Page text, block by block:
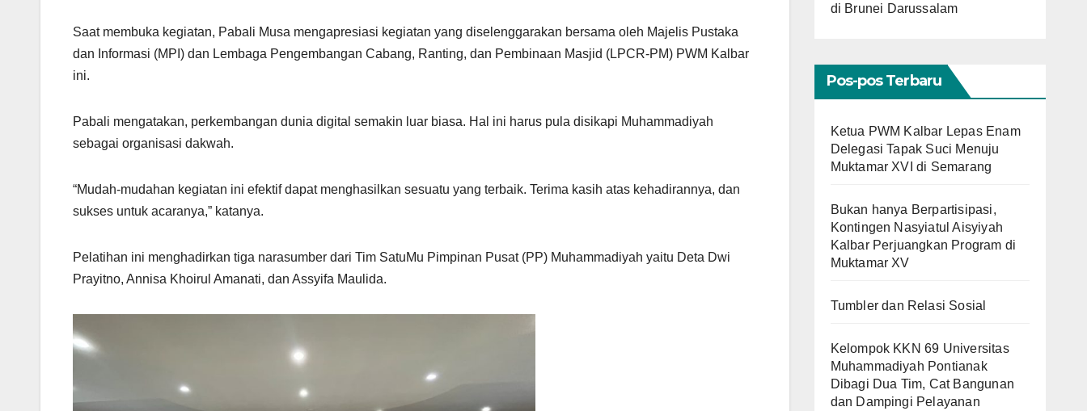
Saat membuka kegiatan, Pabali Musa mengapresiasi kegiatan yang diselenggarakan bersama oleh Majelis Pustaka
dan Informasi (MPI) dan Lembaga Pengembangan Cabang, Ranting, dan Pembinaan Masjid (LPCR-PM) PWM Kalbar
ini.
Pabali mengatakan, perkembangan dunia digital semakin luar biasa. Hal ini harus pula disikapi Muhammadiyah
sebagai organisasi dakwah.
“Mudah-mudahan kegiatan ini efektif dapat menghasilkan sesuatu yang terbaik. Terima kasih atas kehadirannya, dan
sukses untuk acaranya,” katanya.
Pelatihan ini menghadirkan tiga narasumber dari Tim SatuMu Pimpinan Pusat (PP) Muhammadiyah yaitu Deta Dwi
Prayitno, Annisa Khoirul Amanati, dan Assyifa Maulida.
di Brunei Darussalam
Pos-pos Terbaru
Ketua PWM Kalbar Lepas Enam
Delegasi Tapak Suci Menuju
Muktamar XVI di Semarang
Bukan hanya Berpartisipasi,
Kontingen Nasyiatul Aisyiyah
Kalbar Perjuangkan Program di
Muktamar XV
Tumbler dan Relasi Sosial
Kelompok KKN 69 Universitas
Muhammadiyah Pontianak
Dibagi Dua Tim, Cat Bangunan
dan Dampingi Pelayanan